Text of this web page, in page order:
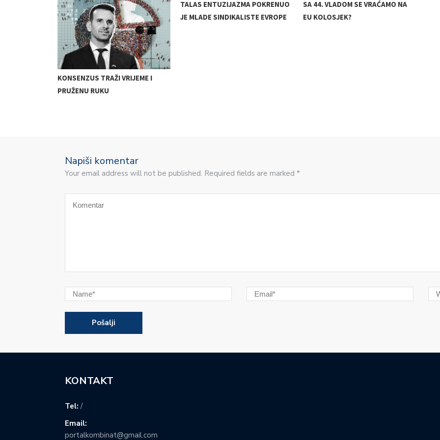
KONSENZUS TRAŽI VRIJEME I
PRUŽENU RUKU
TALAS ENTUZIJAZMA POKRENUO
JE MLADE SINDIKALISTE EVROPE
SA 44. VLADOM SE VRAĆAMO NA
EU KOLOSJEK?
Napiši komentar
Your email address will not be published. Required fields are marked *
KONTAKT
Tel: /
Email:
portalkombinat@gmail.com